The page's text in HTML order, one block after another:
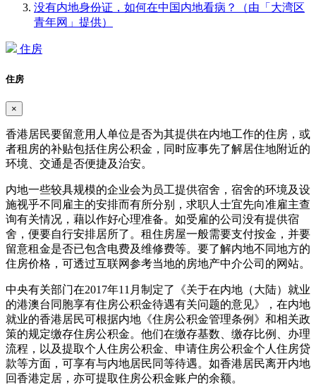
没有内地身份证，如何在中国内地看病？（由「大湾区
青年网」提供）
住房
住房
×
香港居民要留意用人单位是否为其提供在内地工作的住房，或
者租房的补贴包括住房公积金，同时应事先了解居住地附近的
环境、交通是否便捷及治安。
内地一些较具规模的企业会为员工提供宿舍，宿舍的环境及设
施视乎不同雇主的安排而有所分别，求职人士宜先向准雇主查
询有关情况，藉以作好心理准备。如受雇的公司没有提供宿
舍，便要自行安排居所了。租住房屋一般需要支付按金，并要
留意租金是否已包含电费及维修费等。要了解内地不同地方的
住房价格，可透过互联网参考当地的房地产中介公司的网站。
中央有关部门在2017年11月制定了《关于在内地（大陆）就业
的港澳台同胞享有住房公积金待遇有关问题的意见》，在内地
就业的香港居民可根据内地《住房公积金管理条例》和相关政
策的规定缴存住房公积金。他们在缴存基数、缴存比例、办理
流程，以及提取个人住房公积金、申请住房公积金个人住房贷
款等方面，可享有与内地居民同等待遇。如香港居民离开内地
回香港定居，亦可提取住房公积金账户的余额。